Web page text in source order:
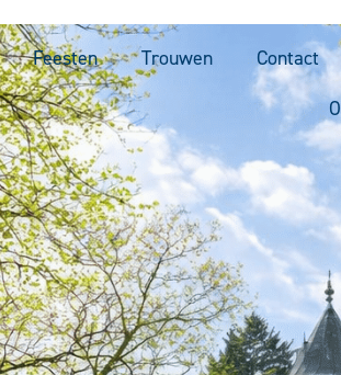
Feesten Trouwen
Contact